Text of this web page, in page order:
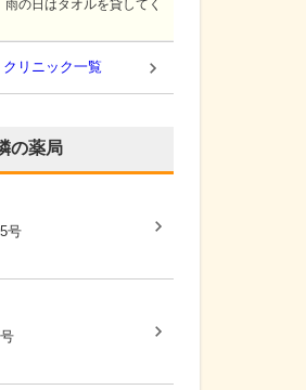
の日はタオルを貸してく
リニック一覧
の薬局
号